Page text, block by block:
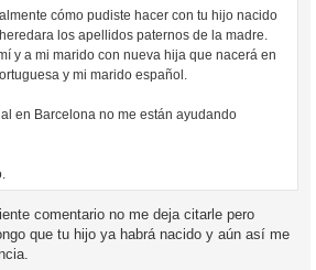
cómo pudiste hacer con tu hijo nacido
los apellidos paternos de la madre.
y a mi marido con nueva hija que nacerá en
y mi marido español.
en Barcelona no me están ayudando
comentario no me deja citarle pero
que tu hijo ya habrá nacido y aún así me